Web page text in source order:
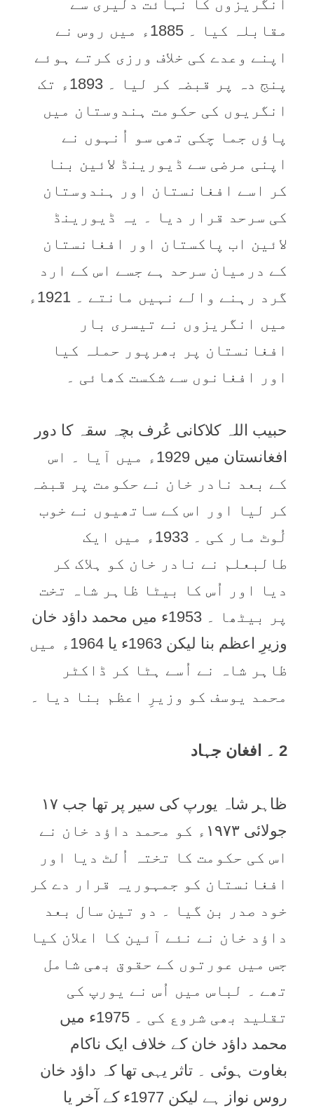
انگریزوں کا نہائت دلیری سے
مقابلہ کیا ۔ 1885ء میں روس نے
اپنے وعدے کی خلاف ورزی کرتے ہوئے
پنج دہ پر قبضہ کر لیا ۔ 1893ء تک
انگریوں کی حکومت ہندوستان میں
پاؤں جما چکی تھی سو اُنہوں نے
اپنی مرضی سے ڈیورینڈ لائین بنا
کر اسے افغانستان اور ہندوستان
کی سرحد قرار دیا ۔ یہ ڈیورینڈ
لائین اب پاکستان اور افغانستان
کے درمیان سرحد ہے جسے اس کے ارد
گرد رہنے والے نہیں مانتے ۔ 1921ء
میں انگریزوں نے تیسری بار
افغانستان پر بھرپور حملہ کیا
اور افغانوں سے شکست کھائی ۔
حبیب اللہ کلاکانی عُرف بچہ سقہ کا دور
افغانستان میں 1929ء میں آیا ۔ اس
کے بعد نادر خان نے حکومت پر قبضہ
کر لیا اور اس کے ساتھیوں نے خوب
لُوٹ مار کی ۔ 1933ء میں ایک
طالبعلم نے نادر خان کو ہلاک کر
دیا اور اُس کا بیٹا ظاہر شاہ تخت
پر بیٹھا ۔ 1953ء میں محمد داؤد خان
وزیرِ اعظم بنا لیکن 1963ء یا 1964ء میں
ظاہر شاہ نے اُسے ہٹا کر ڈاکٹر
محمد یوسف کو وزیرِ اعظم بنا دیا ۔
2 ۔ افغان جہاد
ظاہر شاہ یورپ کی سیر پر تھا جب ۱۷
جولائی ۱۹۷۳ء کو محمد داؤد خان نے
اس کی حکومت کا تختہ اُلٹ دیا اور
افغانستان کو جمہوریہ قرار دے کر
خود صدر بن گیا ۔ دو تین سال بعد
داؤد خان نے نئے آئین کا اعلان کیا
جس میں عورتوں کے حقوق بھی شامل
تھے ۔ لباس میں اُس نے یورپ کی
تقلید بھی شروع کی ۔ 1975ء میں
محمد داؤد خان کے خلاف ایک ناکام
بغاوت ہوئی ۔ تاثر یہی تھا کہ داؤد خان
روس نواز ہے لیکن 1977ء کے آخر یا